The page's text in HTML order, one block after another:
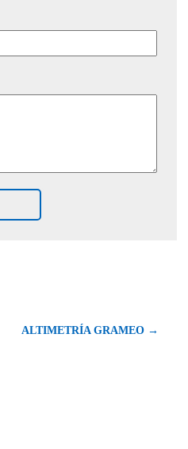
ALTIMETRÍA GRAMEO →